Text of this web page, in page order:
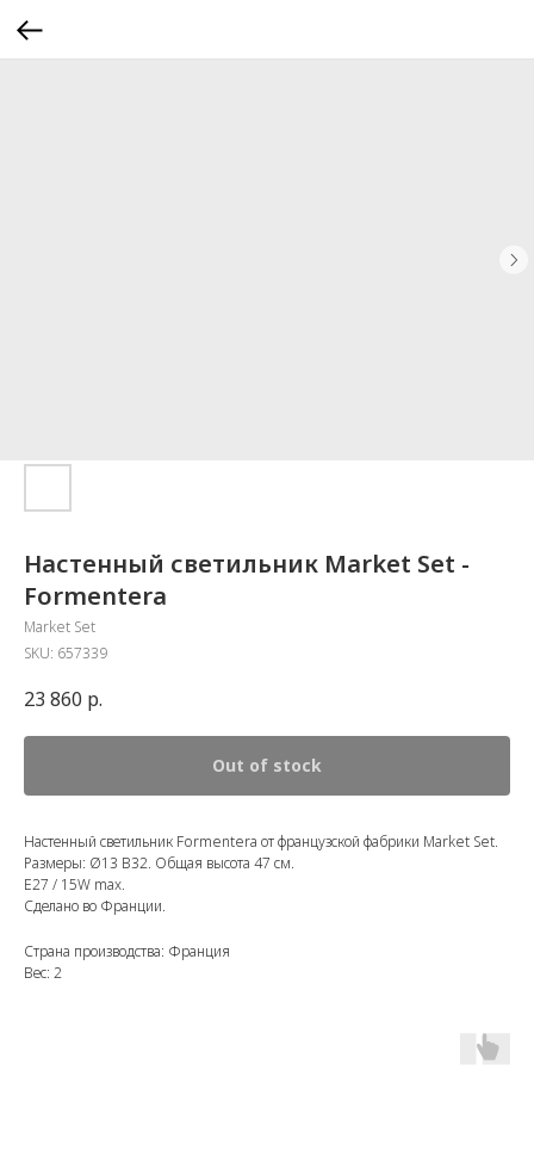
Настенный светильник Market Set -
Formentera
Market Set
SKU: 657339
23 860 р.
Out of stock
Настенный светильник Formentera от французской фабрики Market Set.
Размеры: Ø13 В32. Общая высота 47 см.
E27 / 15W max.
Сделано во Франции.
Страна производства: Франция
Вес: 2